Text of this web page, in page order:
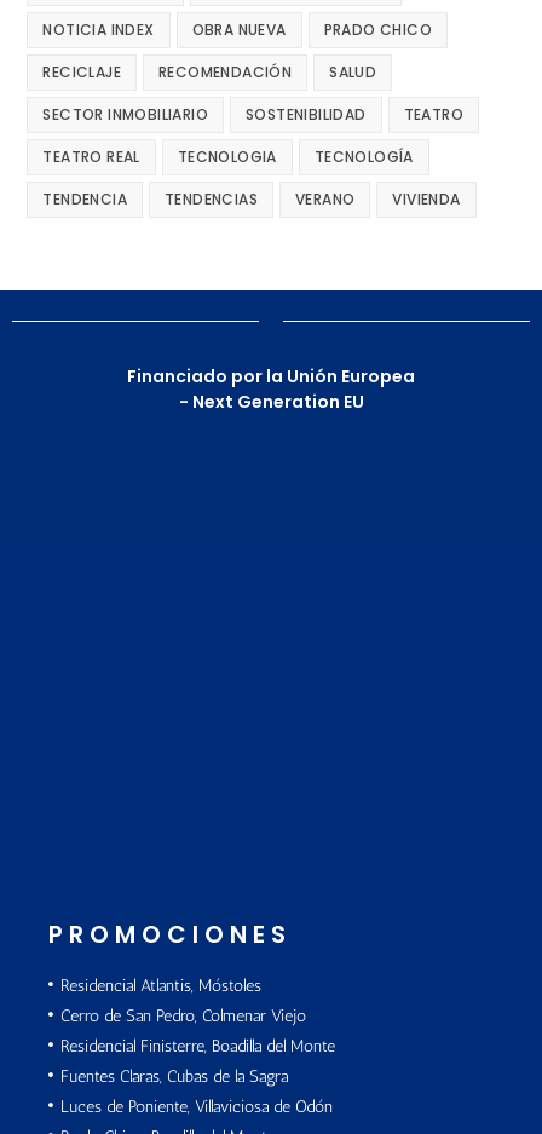
NOTICIA INDEX OBRA NUEVA PRADO CHICO
RECICLAJE RECOMENDACIÓN SALUD
SECTOR INMOBILIARIO SOSTENIBILIDAD TEATRO
TEATRO REAL TECNOLOGIA TECNOLOGÍA
TENDENCIA TENDENCIAS VERANO VIVIENDA
Financiado por la Unión Europea
- Next Generation EU
PROMOCIONES
Residencial Atlantis, Móstoles
Cerro de San Pedro, Colmenar Viejo
Residencial Finisterre, Boadilla del Monte
Fuentes Claras, Cubas de la Sagra
Luces de Poniente, Villaviciosa de Odón